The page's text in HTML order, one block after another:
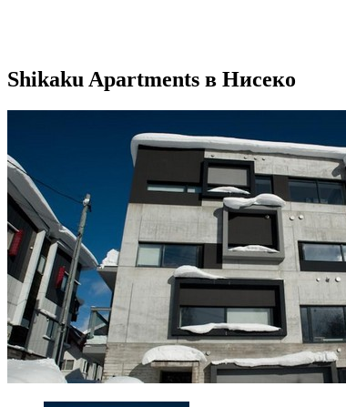
Shikaku Apartments в Нисеко